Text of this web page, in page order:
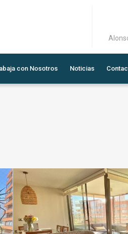
con Nosotros Noticias